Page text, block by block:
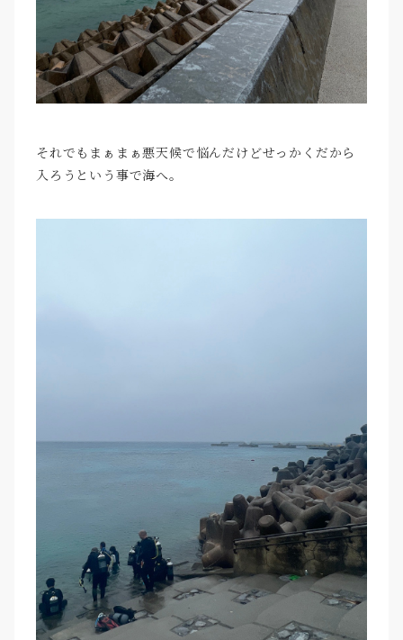
それでもまぁまぁ悪天候で悩んだけどせっかくだから
入ろうという事で海へ。